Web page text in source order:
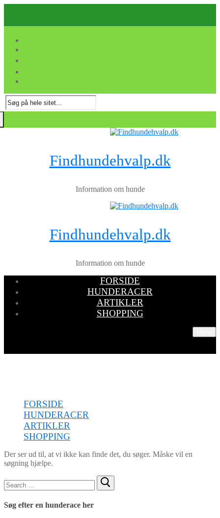
indhold
Søg
efter:
Findhundehvalp.dk
Information om hunde
Findhundehvalp.dk
Information om hunde
FORSIDE
HUNDERACER
ARTIKLER
SHOPPING
FORSIDE
HUNDERACER
ARTIKLER
SHOPPING
Der ser ud til, at vi ikke kan finde det, du søger. Måske vil en
søgning hjælpe.
Søg
efter:
Søg efter en hunderace her